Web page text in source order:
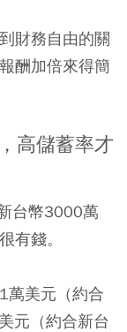
財務自由的關
酬加倍來得簡
高儲蓄率才
台幣3000萬
有錢。
萬美元（約合
元（約合新台